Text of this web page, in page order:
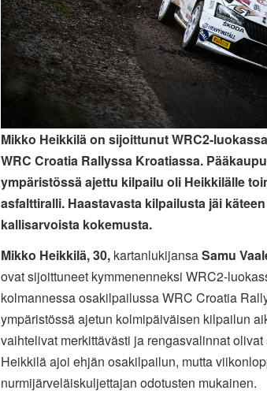
Mikko Heikkiläon sijoittunut WRC2-
WRC Croatia Rallyssa Kroatiassa.
ympäristössä ajettu kilpailu oli Heikkilälle
asfalttiralli. Haastavasta kilpailusta jäi
kallisarvoista kokemusta.
Mikko Heikkilä, 30,kartanlukijansaSamu
ovat sijoittuneet kymmenenneksi WRC2-
kolmannessa osakilpailussa WRC Croatia
ympäristössä ajetun kolmipäiväisen kilpailun
vaihtelivat merkittävästi ja rengasvalinnat
Heikkilä ajoi ehjän osakilpailun, mutta
nurmijärveläiskuljettajan odotusten mukainen.